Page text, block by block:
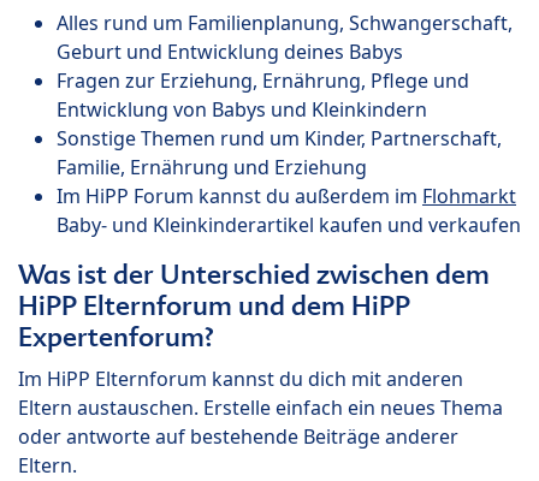
Alles rund um Familienplanung, Schwangerschaft,
Geburt und Entwicklung deines Babys
Fragen zur Erziehung, Ernährung, Pflege und
Entwicklung von Babys und Kleinkindern
Sonstige Themen rund um Kinder, Partnerschaft,
Familie, Ernährung und Erziehung
Im HiPP Forum kannst du außerdem im Flohmarkt
Baby- und Kleinkinderartikel kaufen und verkaufen
Was ist der Unterschied zwischen dem
HiPP Elternforum und dem HiPP
Expertenforum?
Im HiPP Elternforum kannst du dich mit anderen
Eltern austauschen. Erstelle einfach ein neues Thema
oder antworte auf bestehende Beiträge anderer
Eltern.